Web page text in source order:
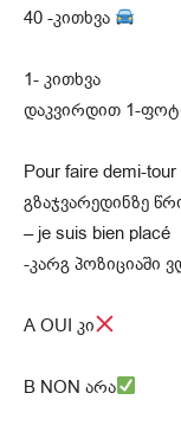
40 -კითხვა
1- კითხვა
დაკვირდით 1-
Pour faire demi-
გზაჯვარედინზე
– je suis bien placé
-კარგ პოზიციაში
A OUI კი
B NON არა